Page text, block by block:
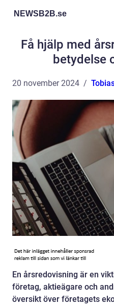
NEWSB2B.se
Få hjälp med
betydelse
20 november 2024
En årsredovisning är en
företag, aktieägare och
översikt över företagets